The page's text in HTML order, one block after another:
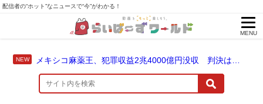
配信者の“ホット”なニュースで“今”がわかる！
MENU